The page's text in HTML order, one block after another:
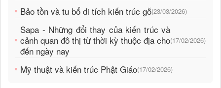
Bảo tồn và tu bổ di tích kiến trúc gỗ(23/03/2026)
Sapa - Những đổi thay của kiến trúc và
cảnh quan đô thị từ thời kỳ thuộc địa cho
đến ngày nay
(17/02/2026)
Mỹ thuật và kiến trúc Phật Giáo(17/02/2026)